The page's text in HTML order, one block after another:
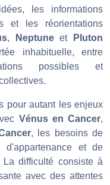
les informations
et les réorientations
, Neptuneet
Pluton
inhabituelle, entre
possibles et
pour autant les enjeux
Vénus en Cancer,
, les besoins de
d'appartenance et de
La difficulté consiste à
avec des attentes